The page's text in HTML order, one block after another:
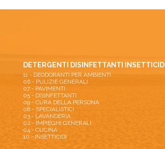
DETERGENTI DISINFETTANTI INSETTICIDI
11 - DEODORANTI PER AMBIENTI
06 - PULIZIE GENERALI
07 - PAVIMENTI
05 - DISINFETTANTI
09 - CURA DELLA PERSONA
08 - SPECIALISTICI
03 - LAVANDERIA
02 - IMPIEGHI GENERALI
04 - CUCINA
10 - INSETTICIDI